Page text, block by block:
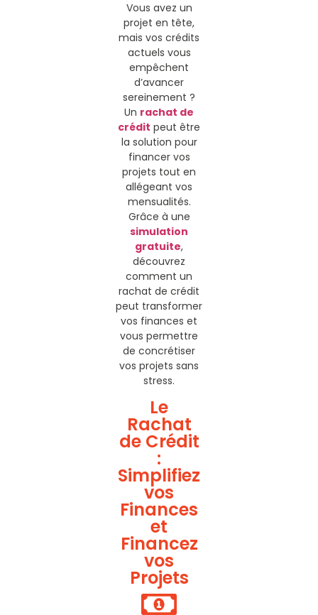
Vous avez un
projet en tête,
mais vos crédits
actuels vous
empêchent
d’avancer
sereinement ?
Un rachat de
crédit peut être
la solution pour
financer vos
projets tout en
allégeant vos
mensualités.
Grâce à une
simulation
gratuite,
découvrez
comment un
rachat de crédit
peut transformer
vos finances et
vous permettre
de concrétiser
vos projets sans
stress.
Le
Rachat
de Crédit
:
Simplifiez
vos
Finances
et
Financez
vos
Projets